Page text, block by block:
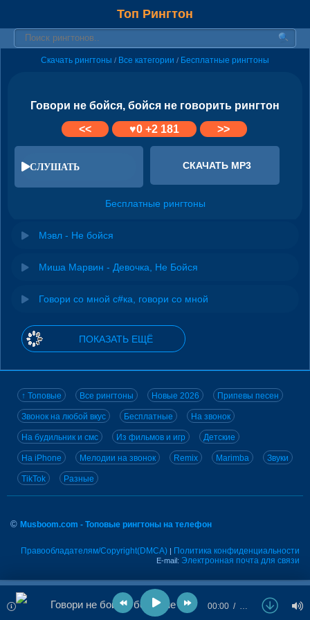
Топ Рингтон
Скачать рингтоны / Все категории / Бесплатные рингтоны
Говори не бойся, бойся не говорить рингтон
<<
♥0 +2 181 >>
СЛУШАТЬ СКАЧАТЬ MP3
Бесплатные рингтоны
Мэвл - Не бойся
Миша Марвин - Девочка, Не Бойся
Говори со мной с#ка, говори со мной
ПОКАЗАТЬ ЕЩЁ
↑ Топовые Все рингтоны Новые 2026 Припевы песен
Звонок на любой вкус Бесплатные На звонок
На будильник и смс Из фильмов и игр Детские
На iPhone Мелодии на звонок Remix Marimba Звуки
TikTok Разные
© Musboom.com - Топовые рингтоны на телефон
Правообладателям/Copyright(DMCA) | Политика конфиденциальности
E-mail: Электронная почта для связи
Говори не бойся, бойся не говорить 00:00 …